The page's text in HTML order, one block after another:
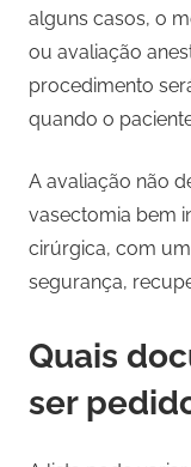
alguns casos, o
ou avaliação
procedimento
quando o
A avaliação não
vasectomia bem
cirúrgica, com
segurança,
Quais
ser